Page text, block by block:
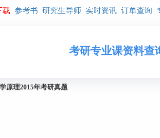
载 参考书 研究生导师 实时资讯 订单查询
考研专业课资料查
原理2015年考研真题